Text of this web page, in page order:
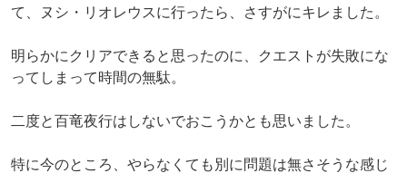
て、ヌシ・リオレウスに行ったら、さすがにキレました。
明らかにクリアできると思ったのに、クエストが失敗にな
ってしまって時間の無駄。
二度と百竜夜行はしないでおこうかとも思いました。
特に今のところ、やらなくても別に問題は無さそうな感じ